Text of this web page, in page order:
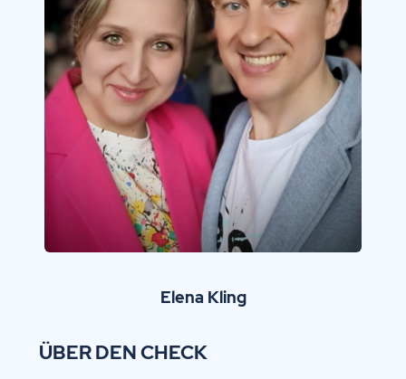
Elena Kling
ÜBER DEN CHECK